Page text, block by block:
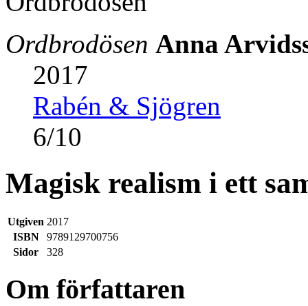
Ordbrodösen Anna
2017
Rabén & Sjögren
6/10
Magisk realism i ett
Utgiven 2017
ISBN
9789129700756
Sidor
328
Om författaren